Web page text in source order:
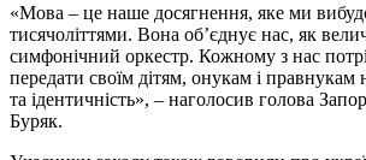
«Мова – це наше досягнення, яке ми
тисячоліттями. Вона об’єднує нас, як
симфонічний оркестр. Кожному з нас
передати своїм дітям, онукам і правнукам
та ідентичність», – наголосив голова
Буряк.